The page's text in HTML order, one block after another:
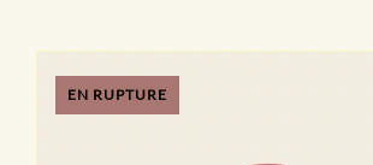
EN RUPTURE